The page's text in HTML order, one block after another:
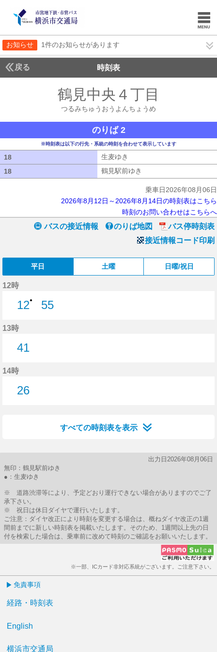
お知らせ 1件のお知らせがあります
戻る 時刻表
鶴見中央４丁目
つるみちゅうおうよんちょうめ
のりば 2
※時刻表は以下の行先・系統の時刻を合わせて表示しています
18 生麦ゆき
18
鶴見駅前ゆき
乗車日2026年08月06日
2026年8月12日～2026年8月14日の時刻表はこちら
時刻のお問い合わせはこちらへ
バスの接近情報 のりば地図
バス停時刻表
接近情報コード印刷
平日 土曜 日曜/祝日
12時
12●
55
13時
41
14時
26
すべての時刻表を表示
出力日2026年08月06日
無印：鶴見駅前ゆき
●：生麦ゆき
※ 道路渋滞等により、予定どおり運行できない場合がありますのでご了
承下さい。
※ 祝日は休日ダイヤで運行いたします。
ご注意：ダイヤ改正により時刻を変更する場合は、概ねダイヤ改正の1週
間前までに新しい時刻表を掲載いたします。そのため、1週間以上先の日
付を検索した場合は、乗車前に改めて時刻のご確認をお願いいたします。
※一部、ICカード非対応系統がございます。ご注意下さい。
免責事項
経路・時刻表
English
横浜市交通局